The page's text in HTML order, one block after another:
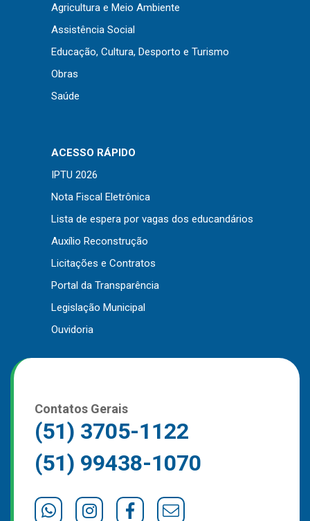
Leis, Decretos e Portarias
Cespro
Downloads
Notícias
Contato
Página Inicial
Agricultura e Meio Ambiente
Assistência Social
Educação, Cultura, Desporto e Turismo
Obras
Saúde
ACESSO RÁPIDO
IPTU 2026
Nota Fiscal Eletrônica
Lista de espera por vagas dos educandários
Auxílio Reconstrução
Licitações e Contratos
Portal da Transparência
Legislação Municipal
Ouvidoria
Contatos Gerais
(51) 3705-1122
(51) 99438-1070